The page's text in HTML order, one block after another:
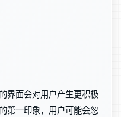
界面会对用户产生更积极
第一印象，用户可能会忽